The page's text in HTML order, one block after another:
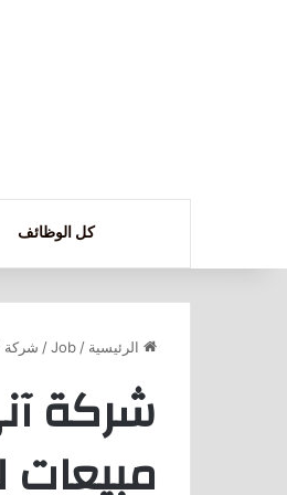
كل الوظائف
الرئيسية /
Job
/ شركة
شركة
مبيعات